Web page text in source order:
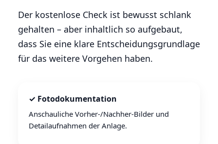
Der kostenlose Check ist bewusst schlank
gehalten – aber inhaltlich so aufgebaut,
dass Sie eine klare Entscheidungsgrundlage
für das weitere Vorgehen haben.
✓ Fotodokumentation
Anschauliche Vorher-/Nachher-Bilder und
Detailaufnahmen der Anlage.